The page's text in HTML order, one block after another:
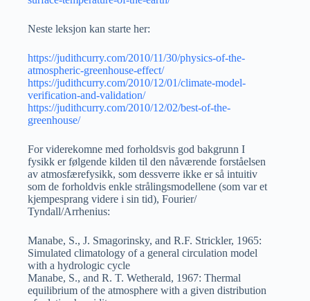
Neste leksjon kan starte her:
https://judithcurry.com/2010/11/30/physics-of-the-
atmospheric-greenhouse-effect/
https://judithcurry.com/2010/12/01/climate-model-
verification-and-validation/
https://judithcurry.com/2010/12/02/best-of-the-
greenhouse/
For viderekomne med forholdsvis god bakgrunn I
fysikk er følgende kilden til den nåværende forståelsen
av atmosfærefysikk, som dessverre ikke er så intuitiv
som de forholdvis enkle strålingsmodellene (som var et
kjempesprang videre i sin tid), Fourier/
Tyndall/Arrhenius:
Manabe, S., J. Smagorinsky, and R.F. Strickler, 1965:
Simulated climatology of a general circulation model
with a hydrologic cycle
Manabe, S., and R. T. Wetherald, 1967: Thermal
equilibrium of the atmosphere with a given distribution